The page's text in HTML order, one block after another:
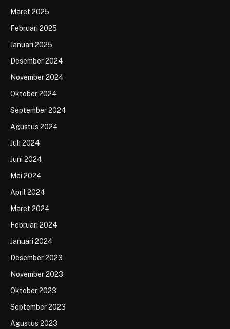
Maret 2025
Februari 2025
Januari 2025
Desember 2024
November 2024
Oktober 2024
September 2024
Agustus 2024
Juli 2024
Juni 2024
Mei 2024
April 2024
Maret 2024
Februari 2024
Januari 2024
Desember 2023
November 2023
Oktober 2023
September 2023
Agustus 2023